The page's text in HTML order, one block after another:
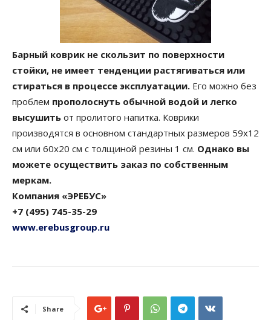
Барный коврик не скользит по поверхности
стойки, не имеет тенденции растягиваться или
стираться в процессе эксплуатации. Его можно без
проблем прополоснуть обычной водой и легко
высушить от пролитого напитка. Коврики
производятся в основном стандартных размеров 59х12
см или 60х20 см с толщиной резины 1 см. Однако вы
можете осуществить заказ по собственным
меркам.
Компания «ЭРЕБУС»
+7 (495) 745-35-29
www.erebusgroup.ru
Share